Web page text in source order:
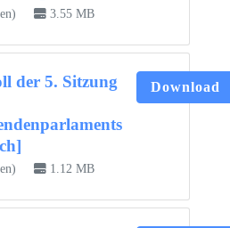
3.55 MB
der 5. Sitzung
1.12 MB
Download